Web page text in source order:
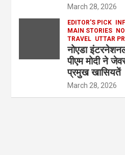
March 28, 2026
EDITOR'S PICK
MAIN STORIES
TRAVEL UTTAR
नोएडा
पीएम मोदी ने
प्रमुख खासियतें
March 28, 2026